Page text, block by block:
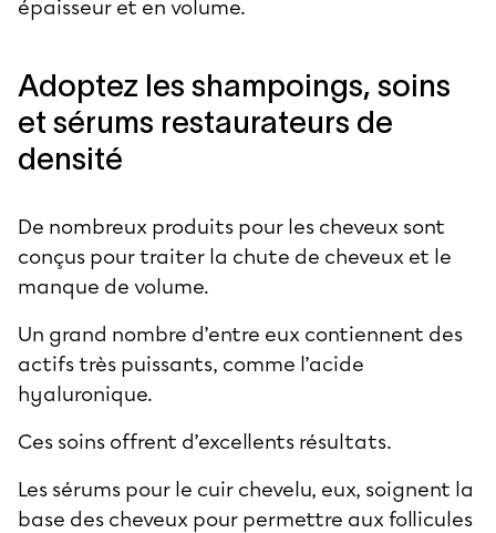
épaisseur et en volume.
Adoptez les shampoings, soins
et sérums restaurateurs de
densité
De nombreux produits pour les cheveux sont
conçus pour traiter la chute de cheveux et le
manque de volume.
Un grand nombre d’entre eux contiennent des
actifs très puissants, comme l’acide
hyaluronique.
Ces soins offrent d’excellents résultats.
Les sérums pour le cuir chevelu, eux, soignent la
base des cheveux pour permettre aux follicules